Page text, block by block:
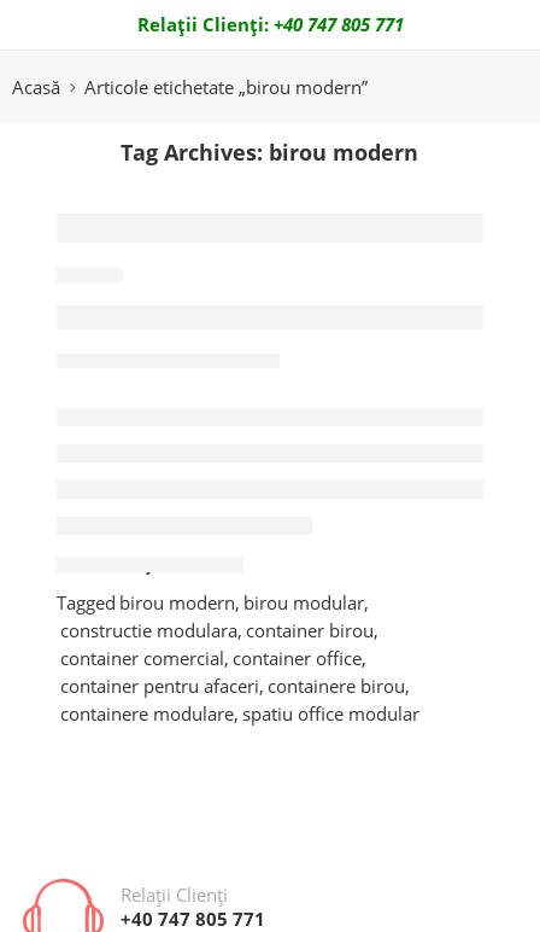
Relații Clienți: +40 747 805 771
Acasă
Articole etichetate „birou modern”
Tag Archives: birou modern
Tagged birou modern, birou modular,
constructie modulara, container birou,
container comercial, container office,
container pentru afaceri, containere birou,
containere modulare, spatiu office modular
Relații Clienți
+40 747 805 771